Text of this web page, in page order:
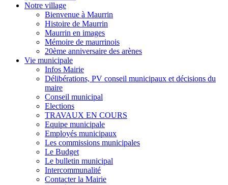
Notre village
Bienvenue à Maurrin
Histoire de Maurrin
Maurrin en images
Mémoire de maurrinois
20ème anniversaire des arènes
Vie municipale
Infos Mairie
Délibérations, PV conseil municipaux et décisions du
maire
Conseil municipal
Elections
TRAVAUX EN COURS
Equipe municipale
Employés municipaux
Les commissions municipales
Le Budget
Le bulletin municipal
Intercommunalité
Contacter la Mairie